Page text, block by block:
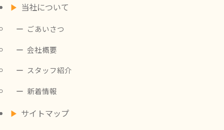
当社について
ごあいさつ
会社概要
スタッフ紹介
新着情報
サイトマップ